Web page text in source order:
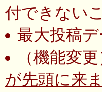
付できない
最大投稿
（機能変更
が先頭に来